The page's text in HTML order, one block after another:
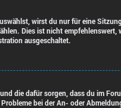
wirst du nur für eine
Dies ist nicht
ausgeschaltet.
die dafür sorgen, dass du im
bei der An- oder